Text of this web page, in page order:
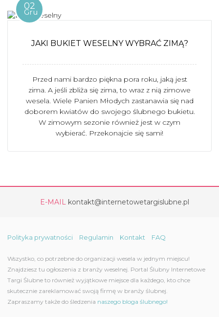
02
Gru
JAKI BUKIET WESELNY WYBRAĆ ZIMĄ?
Przed nami bardzo piękna pora roku, jaką jest
zima. A jeśli zbliża się zima, to wraz z nią zimowe
wesela. Wiele Panien Młodych zastanawia się nad
doborem kwiatów do swojego ślubnego bukietu.
W zimowym sezonie również jest w czym
wybierać. Przekonajcie się sami!
E-MAIL kontakt@internetowetargislubne.pl
Polityka prywatności Regulamin Kontakt FAQ
Wszystko, co potrzebne do organizacji wesela w jednym miejscu!
Znajdziesz tu ogłoszenia z branży weselnej. Portal Ślubny Internetowe
Targi Ślubne to również wyjątkowe miejsce dla każdego, kto chce
skutecznie zareklamować swoją firmę w branży ślubnej.
Zapraszamy także do śledzenia naszego bloga ślubnego!